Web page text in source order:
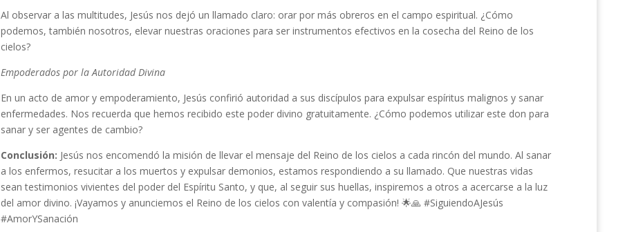
Al observar a las multitudes, Jesús nos dejó un llamado claro: orar por más obreros en el campo espiritual. ¿Cómo
podemos, también nosotros, elevar nuestras oraciones para ser instrumentos efectivos en la cosecha del Reino de los
cielos?
Empoderados por la Autoridad Divina
En un acto de amor y empoderamiento, Jesús confirió autoridad a sus discípulos para expulsar espíritus malignos y sanar
enfermedades. Nos recuerda que hemos recibido este poder divino gratuitamente. ¿Cómo podemos utilizar este don para
sanar y ser agentes de cambio?
Conclusión: Jesús nos encomendó la misión de llevar el mensaje del Reino de los cielos a cada rincón del mundo. Al sanar
a los enfermos, resucitar a los muertos y expulsar demonios, estamos respondiendo a su llamado. Que nuestras vidas
sean testimonios vivientes del poder del Espíritu Santo, y que, al seguir sus huellas, inspiremos a otros a acercarse a la luz
del amor divino. ¡Vayamos y anunciemos el Reino de los cielos con valentía y compasión! 🌟🙏 #SiguiendoAJesús
#AmorYSanación